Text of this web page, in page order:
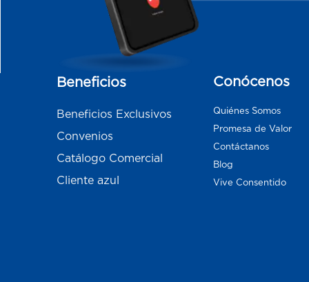
Beneficios
Beneficios Exclusivos
Convenios
Catálogo Comercial
Cliente azul
Conócenos
Quiénes Somos
Promesa de Valor
Contáctanos
Blog
Vive Consentido